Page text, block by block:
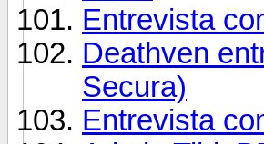
Entrevista
Deathven
Secura)
Entrevista